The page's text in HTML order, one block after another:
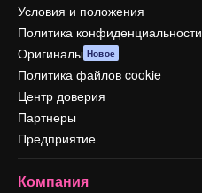
Условия и положения
Политика конфиденциальности
Оригиналы Новое
Политика файлов cookie
Центр доверия
Партнеры
Предприятие
Компания